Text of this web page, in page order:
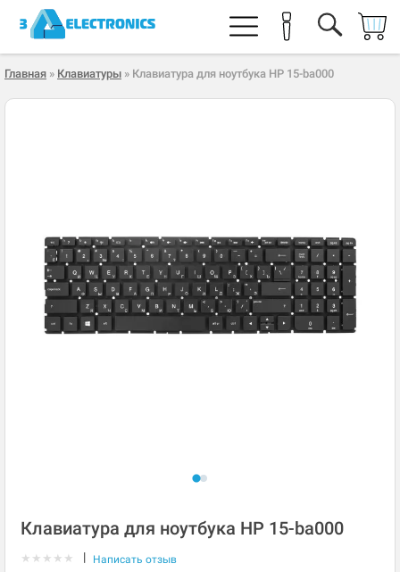
Главная » Клавиатуры » Клавиатура для ноутбука HP 15-ba000
Клавиатура для ноутбука HP 15-ba000
★ ★ ★ ★ ★ | Написать отзыв